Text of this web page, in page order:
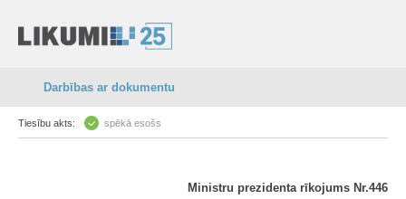
Darbības ar dokumentu
Tiesību akts: spēkā esošs
Ministru prezidenta rīkojums Nr.446